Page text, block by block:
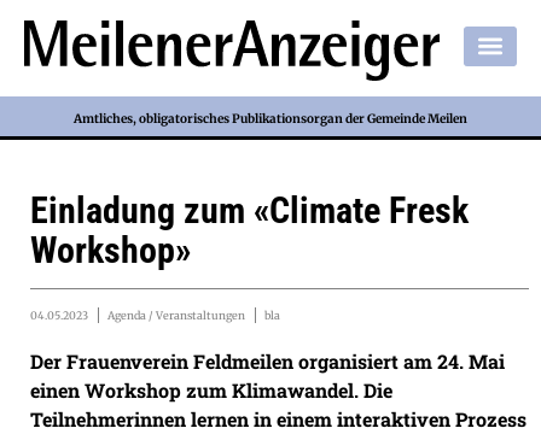
Amtliches, obligatorisches Publikationsorgan der Gemeinde Meilen
Einladung zum «Climate Fresk
Workshop»
04.05.2023 Agenda / Veranstaltungen bla
Der Frauenverein Feldmeilen organisiert am 24. Mai
einen Workshop zum Klimawandel. Die
Teilnehmerinnen lernen in einem interaktiven Prozess